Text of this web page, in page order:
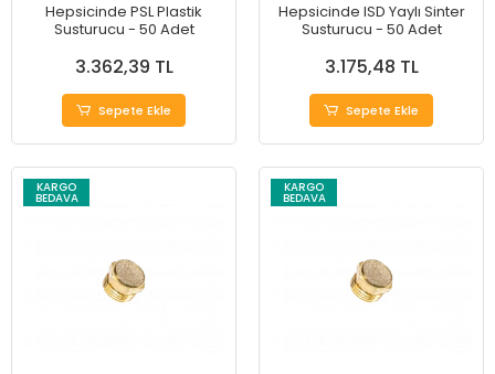
Hepsicinde PSL Plastik
Susturucu - 50 Adet
3.362,39 TL
Sepete Ekle
Hepsicinde ISD Yaylı Sinter
Susturucu - 50 Adet
3.175,48 TL
Sepete Ekle
KARGO
BEDAVA
KARGO
BEDAVA